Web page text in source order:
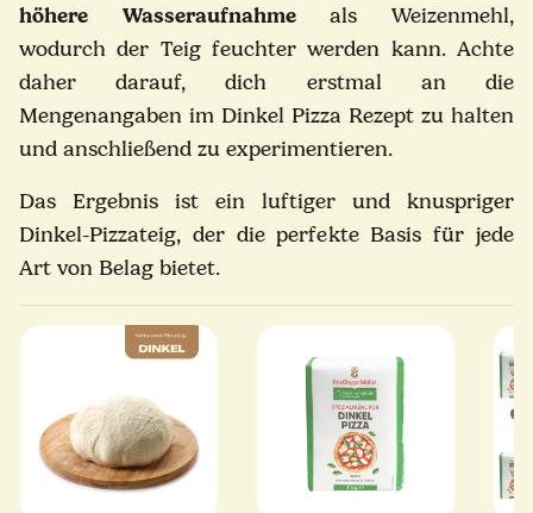
höhere Wasseraufnahmeals Weizenmehl,
wodurch der Teig feuchter werden kann. Achte
daher darauf, dich erstmal an die
Mengenangaben im Dinkel Pizza Rezept zu halten
und anschließend zu experimentieren.
Das Ergebnis ist ein luftiger und knuspriger
Dinkel-Pizzateig, der die perfekte Basis für jede
Art von Belag bietet.